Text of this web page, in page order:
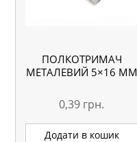
ПОЛКОТРИМАЧ
МЕТАЛЕВИЙ 5×16 ММ
0,39 грн.
Додати в кошик